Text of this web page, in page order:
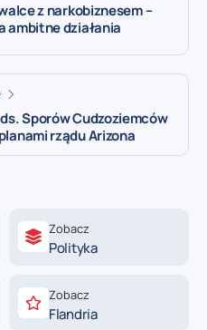
z narkobiznesem –
ambitne działania
Sporów Cudzoziemców
rządu Arizona
Zobacz
Polityka
Zobacz
Flandria